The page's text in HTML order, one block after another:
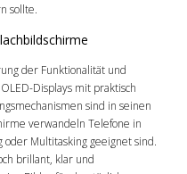
sollte.
der Funktionalität und
Displays mit praktisch
sind in seinen
verwandeln Telefone in
Multitasking geeignet sind.
brillant, klar und